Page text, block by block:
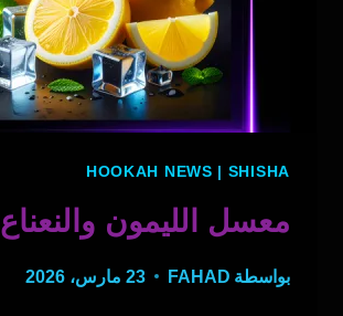
HOOKAH NEWS | SHISHA
معسل الليمون والنعناع
بواسطة FAHAD 23 مارس، 2026